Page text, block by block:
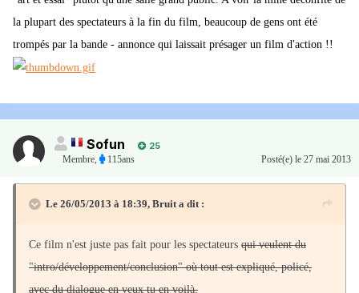
la plupart des spectateurs à la fin du film, beaucoup de gens ont été
trompés par la bande - annonce qui laissait présager un film d'action !!
Sofun
25
Membre, 115ans Posté(e) le 27 mai 2013
Le 26/05/2013 à 18:39, Bruit a dit :
Ce film n'est juste pas fait pour les spectateurs qui veulent du
"intro/développement/conclusion" où tout est expliqué, policé,
avec du dialogue en veux tu en voilà.